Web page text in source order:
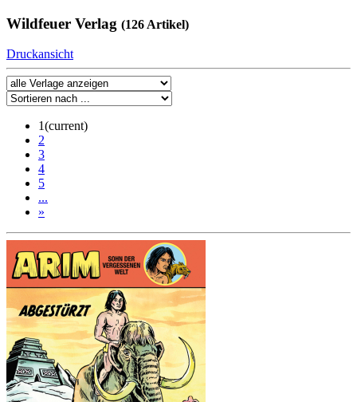
Wildfeuer Verlag (126 Artikel)
Druckansicht
1(current)
2
3
4
5
...
»